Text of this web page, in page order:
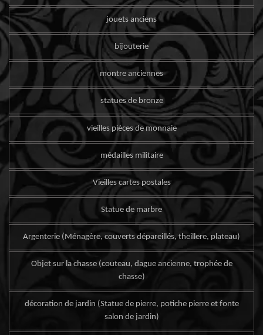
jouets anciens
bijouterie
montre anciennes
statues de bronze
vieilles pièces de monnaie
médailles militaire
Vieilles cartes postales
Statue de marbre
Argenterie (Ménagère, couverts dépareillés, theillere, plateau)
Objet sur la chasse (couteau, dague ancienne, trophée de
chasse)
décoration de jardin (Statue de pierre, potiche pierre et fonte
salon de jardin)